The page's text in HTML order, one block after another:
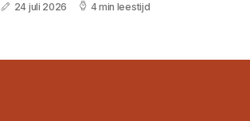
24 juli 2026 4 min leestijd